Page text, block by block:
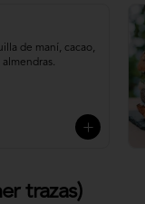
de maní, cacao,
trazas)